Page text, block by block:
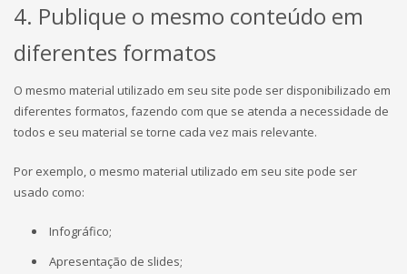
4. Publique o mesmo conteúdo em
diferentes formatos
O mesmo material utilizado em seu site pode ser disponibilizado em
diferentes formatos, fazendo com que se atenda a necessidade de
todos e seu material se torne cada vez mais relevante.
Por exemplo, o mesmo material utilizado em seu site pode ser
usado como:
Infográfico;
Apresentação de slides;